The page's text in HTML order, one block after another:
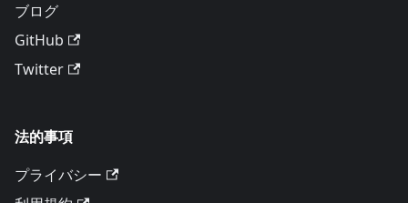
ブログ
GitHub
Twitter
法的事項
プライバシー